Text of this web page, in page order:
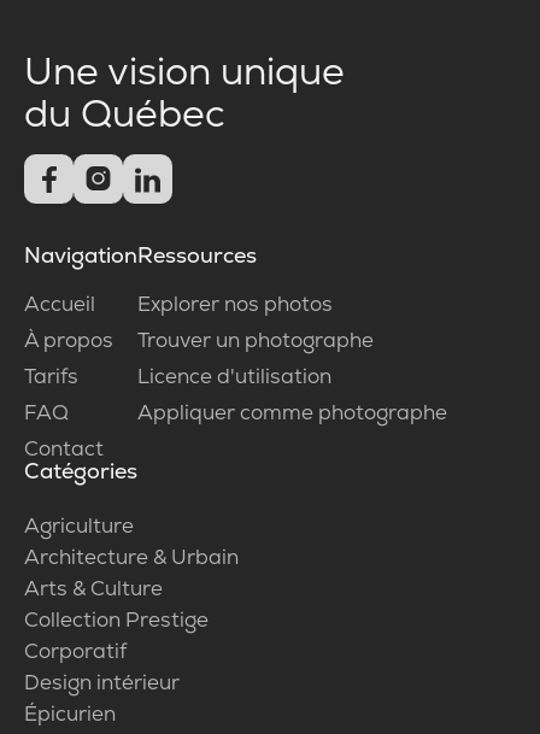
Une vision unique
du Québec
  
Navigation
Accueil
À propos
Tarifs
FAQ
Contact
Ressources
Explorer nos photos
Trouver un photographe
Licence d'utilisation
Appliquer comme photographe
Catégories
Agriculture
Architecture & Urbain
Arts & Culture
Collection Prestige
Corporatif
Design intérieur
Épicurien